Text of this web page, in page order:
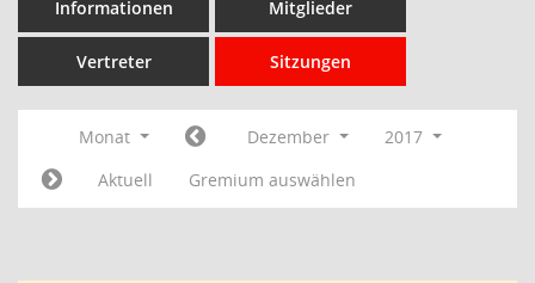
Informationen Mitglieder
Vertreter Sitzungen
Monat Dezember
2017
Aktuell
Gremium auswählen